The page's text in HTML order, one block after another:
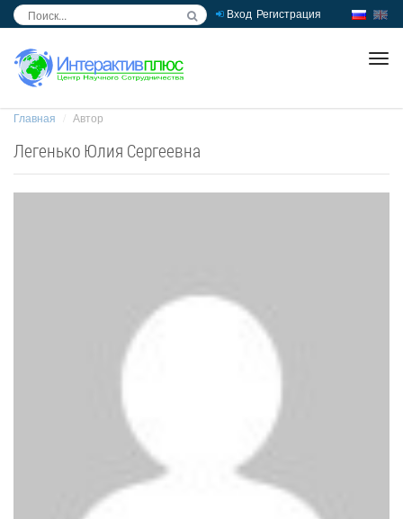
Вход Регистрация
Главная Автор
Легенько Юлия Сергеевна